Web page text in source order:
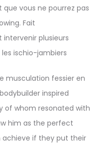
vous ne pourrez pas
Fait
intervenir plusieurs
ischio-jambiers
musculation fessier en
inspired
of whom resonated with
him as the perfect
if they put their